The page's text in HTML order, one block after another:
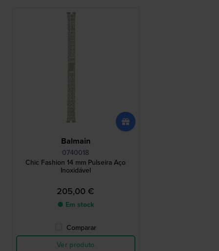
Balmain
0740018
Chic Fashion 14 mm Pulseira Aço
Inoxidável
205,00 €
● Em stock
Comparar
Ver produto